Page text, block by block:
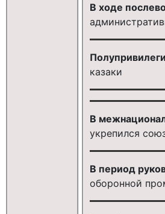
В ходе
казаки
В
укрепился
В период
оборонной